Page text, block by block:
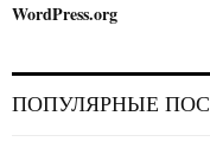
WordPress.org
ПОПУЛЯРНЫЕ